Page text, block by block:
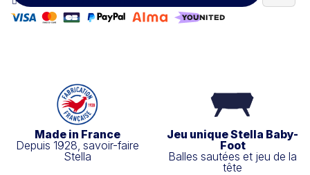
Made in France
Depuis 1928, savoir-faire
Stella
Jeu unique Stella Baby-
Foot
Balles sautées et jeu de la
tête